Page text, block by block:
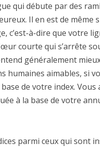
qui débute par des
Il en est de même
c’est-à-dire que votre
courte qui s’arrête
généralement
humaines aimables, si
de votre index.
à la base de votre
parmi ceux qui sont